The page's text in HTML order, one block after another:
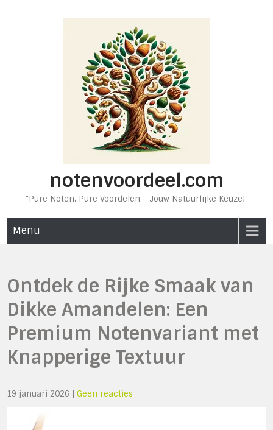
notenvoordeel.com
"Pure Noten, Pure Voordelen – Jouw Natuurlijke Keuze!"
Menu
Ontdek de Rijke Smaak van
Dikke Amandelen: Een
Premium Notenvariant met
Knapperige Textuur
19 januari 2026 |Geen reacties